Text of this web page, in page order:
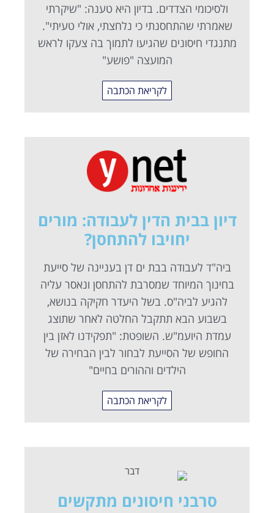
ולסיכומי הצדדים. בדיון היא טענה: "שיקרתי
שאמרתי שהתחסנתי כי נלחצתי, אולי טעיתי".
מתנגדי חיסונים שהגיעו לתמוך בה צעקו לראש
המועצה "פושע"
לקריאת הכתבה
דיון בבית הדין לעבודה: מורים
יחויבו להתחסן?
ביה"ד לעבודה בבת ים דן בעניינה של סייעת
בחינוך המיוחד שמסרבת להתחסן ונאסר עליה
להגיע לביה"ס. בשל היעדר חקיקה בנושא,
בשבוע הבא תתקבל החלטה לאחר שתוצג
עמדת היועמ"ש. השופטת: "תפקידנו לאזן בין
החופש של הסייעת לבחור לבין הבחירה של
הילדים וההורים בחיים"
לקריאת הכתבה
סרבני חיסונים מתקשים